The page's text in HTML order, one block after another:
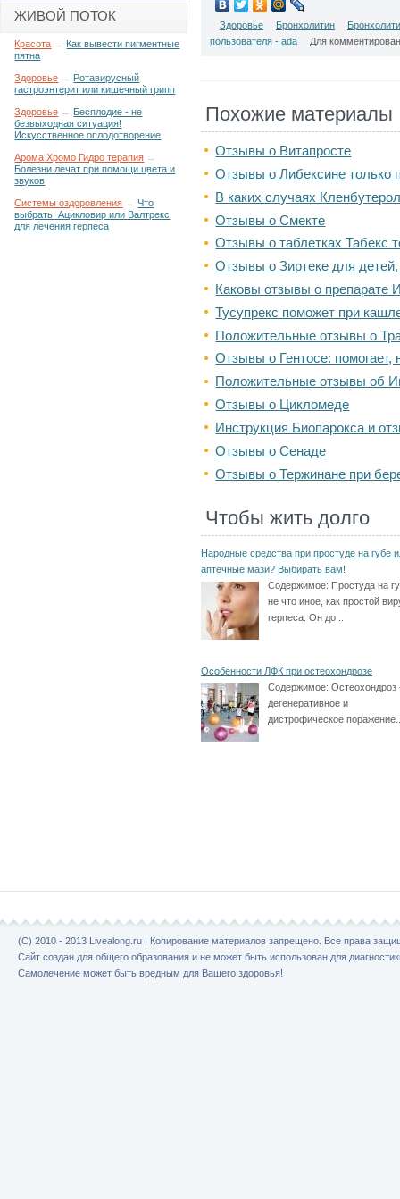
Здоровье Бронхолитин
пользователя - ada
Для
Похожие материалы
Отзывы о Витапросте
Отзывы о Либексине только
В каких случаях
Отзывы о Смекте
Отзывы о таблетках Табекс
Отзывы о Зиртеке для
Каковы отзывы о препарате
Тусупрекс поможет при
Положительные отзывы о
Отзывы о Гентосе: помогает,
Положительные отзывы об
Отзывы о Цикломеде
Инструкция Биопарокса и
Отзывы о Сенаде
Отзывы о Тержинане при
Чтобы жить долго
Народные средства при простуде на губе
аптечные мази? Выбирать вам!
Содержимое: Простуда на
не что иное, как простой
герпеса. Он до...
Особенности ЛФК при остеохондрозе
Содержимое: Остеохондроз
дегенеративное и
дистрофическое
ЖИВОЙ ПОТОК
Красота → Как вывести пигментные
пятна
Здоровье → Ротавирусный
гастроэнтерит или кишечный грипп
Здоровье → Бесплодие - не
безвыходная ситуация!
Искусственное оплодотворение
Арома Хромо Гидро терапия →
Болезни лечат при помощи цвета и
звуков
Системы оздоровления →Что
выбрать: Ацикловир или Валтрекс
для лечения герпеса
(C) 2010 - 2013 Livealong.ru | Копирование материалов запрещено. Все права
Сайт создан для общего образования и не может быть использован для
Самолечение может быть вредным для Вашего здоровья!